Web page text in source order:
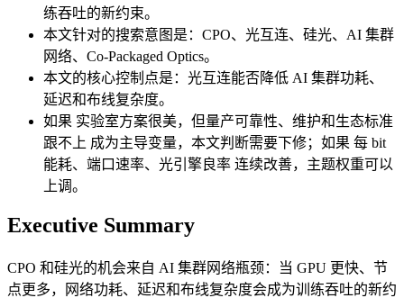
练吞吐的新约束。
本文针对的搜索意图是：CPO、光互连、硅光、AI 集群
网络、Co-Packaged Optics。
本文的核心控制点是：光互连能否降低 AI 集群功耗、
延迟和布线复杂度。
如果 实验室方案很美，但量产可靠性、维护和生态标准
跟不上 成为主导变量，本文判断需要下修；如果 每 bit
能耗、端口速率、光引擎良率 连续改善，主题权重可以
上调。
Executive Summary
CPO 和硅光的机会来自 AI 集群网络瓶颈：当 GPU 更快、节
点更多，网络功耗、延迟和布线复杂度会成为训练吞吐的新约